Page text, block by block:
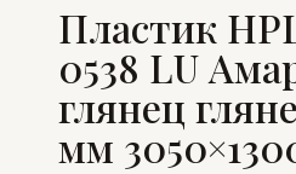
Пластик
0538 LU
глянец
мм